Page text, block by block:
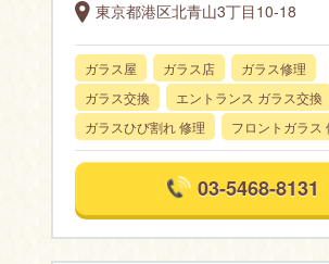
東京都港区北青山3丁目10-18
ガラス屋 ガラス店
ガラス修理
ガラス交換
エントランス ガラス交換
ガラスひび割れ 修理
フロントガラス
03-5468-8131